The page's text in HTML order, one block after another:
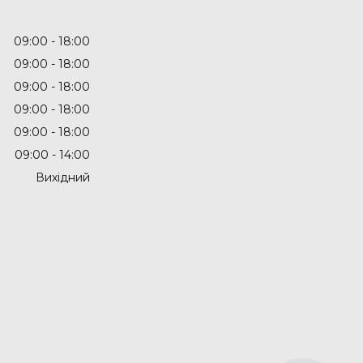
09:00
18:00
09:00
18:00
09:00
18:00
09:00
18:00
09:00
18:00
09:00
14:00
Вихідний